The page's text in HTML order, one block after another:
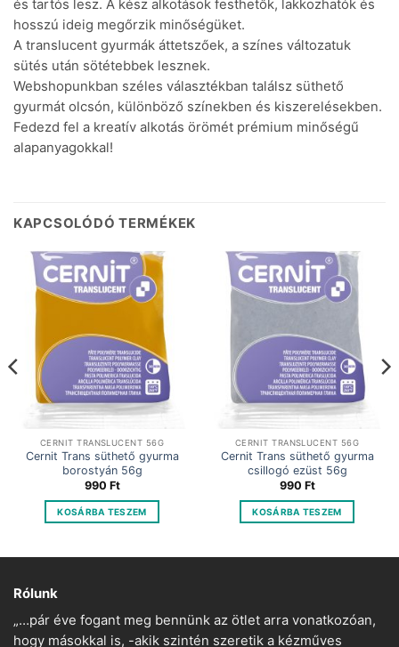
és tartós lesz. A kész alkotások festhetők, lakkozhatók és
hosszú ideig megőrzik minőségüket.
A translucent gyurmák áttetszőek, a színes változatuk
sütés után sötétebbek lesznek.
Webshopunkban széles választékban találsz süthető
gyurmát olcsón, különböző színekben és kiszerelésekben.
Fedezd fel a kreatív alkotás örömét prémium minőségű
alapanyagokkal!
KAPCSOLÓDÓ TERMÉKEK
CERNIT TRANSLUCENT 56G
Cernit Trans süthető gyurma
borostyán 56g
990 Ft
KOSÁRBA TESZEM
CERNIT TRANSLUCENT 56G
Cernit Trans süthető gyurma
csillogó ezüst 56g
990 Ft
KOSÁRBA TESZEM
Rólunk
„…pár éve fogant meg bennünk az ötlet arra vonatkozóan,
hogy másokkal is, -akik szintén szeretik a kézműves